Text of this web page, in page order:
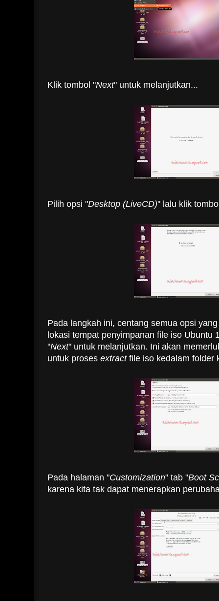
Klik tombol "Next" untuk melanjutkan...
Pilih opsi "Desktop (LiveCD)" lalu klik
Pada langkah ini, centang semua opsi
lokasi tempat penyimpanan file iso Ubuntu
"Next" untuk melanjutkan. Ini akan
untuk proses extractfile iso kedalam folder
Pada halaman "Customization" tab "Boot
karena kita tak dapat menerapkan